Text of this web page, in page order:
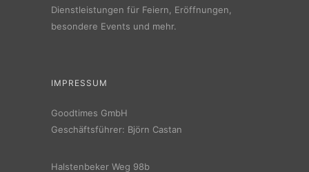
Dienstleistungen für Feiern, Eröffnungen,
besondere Events und mehr.
IMPRESSUM
Goodtimes GmbH
Geschäftsführer: Björn Castan
Halstenbeker Weg 98b